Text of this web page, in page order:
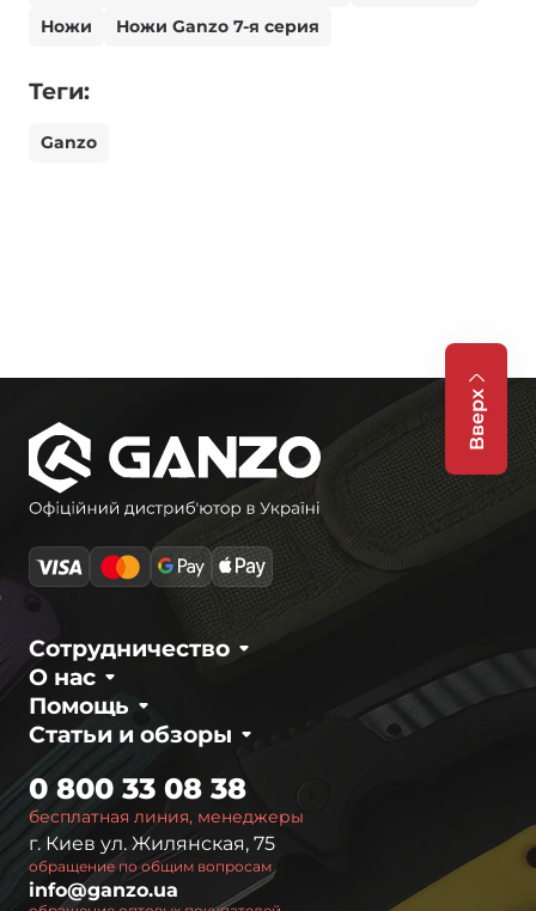
Ножи
Ножи Ganzo 7-я серия
Теги:
Ganzo
Вверх
О нас
Сотрудничество
Статьи и обзоры
Помощь
бесплатная линия, менеджеры
0 800 33 08 38
г. Киев ул. Жилянская, 75
обращение по общим вопросам
info@ganzo.ua